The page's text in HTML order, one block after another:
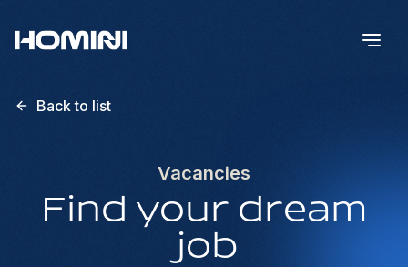
Back to list
Vacancies
Find your dream
job